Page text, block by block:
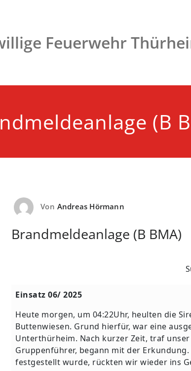
Feuerwehr
(B
Von Andreas Hörmann
Brandmeldeanlage (B BMA)
Einsatz 06/ 2025
Heute morgen, um 04:22Uhr, heulten die
Buttenwiesen. Grund hierfür, war eine
Unterthürheim. Nach kurzer Zeit, traf
Gruppenführer, begann mit der
festgestellt wurde, rückten wir wieder ins